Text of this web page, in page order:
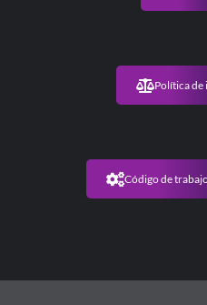
Política
Código de